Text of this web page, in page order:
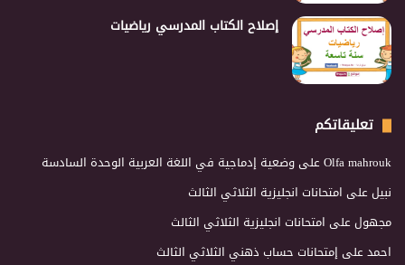
إصلاح الكتاب المدرسي رياضيات
تعليقاتكم
Olfa mahroukعلى وضعية إدماجية في اللغة العربية الوحدة السادسة
نبيلعلى امتحانات انجليزية الثلاثي الثالث
مجهولعلى امتحانات انجليزية الثلاثي الثالث
احمدعلى إمتحانات حساب ذهني الثلاثي الثالث